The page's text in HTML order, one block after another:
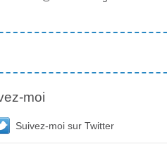
moi
Suivez-moi sur Twitter